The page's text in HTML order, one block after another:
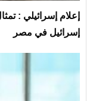
إعلام إسرائيلي :
إسرائيل في مصر